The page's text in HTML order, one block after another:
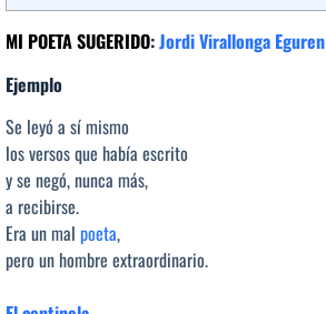
MI POETA SUGERIDO:Jordi Virallonga Eguren
Ejemplo
Se leyó a sí mismo
los versos que había escrito
y se negó, nunca más,
a recibirse.
Era un mal poeta,
pero un hombre extraordinario.